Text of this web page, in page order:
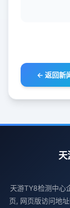
← 返回新
天
天游TY8检测中心
页, 网页版访问地